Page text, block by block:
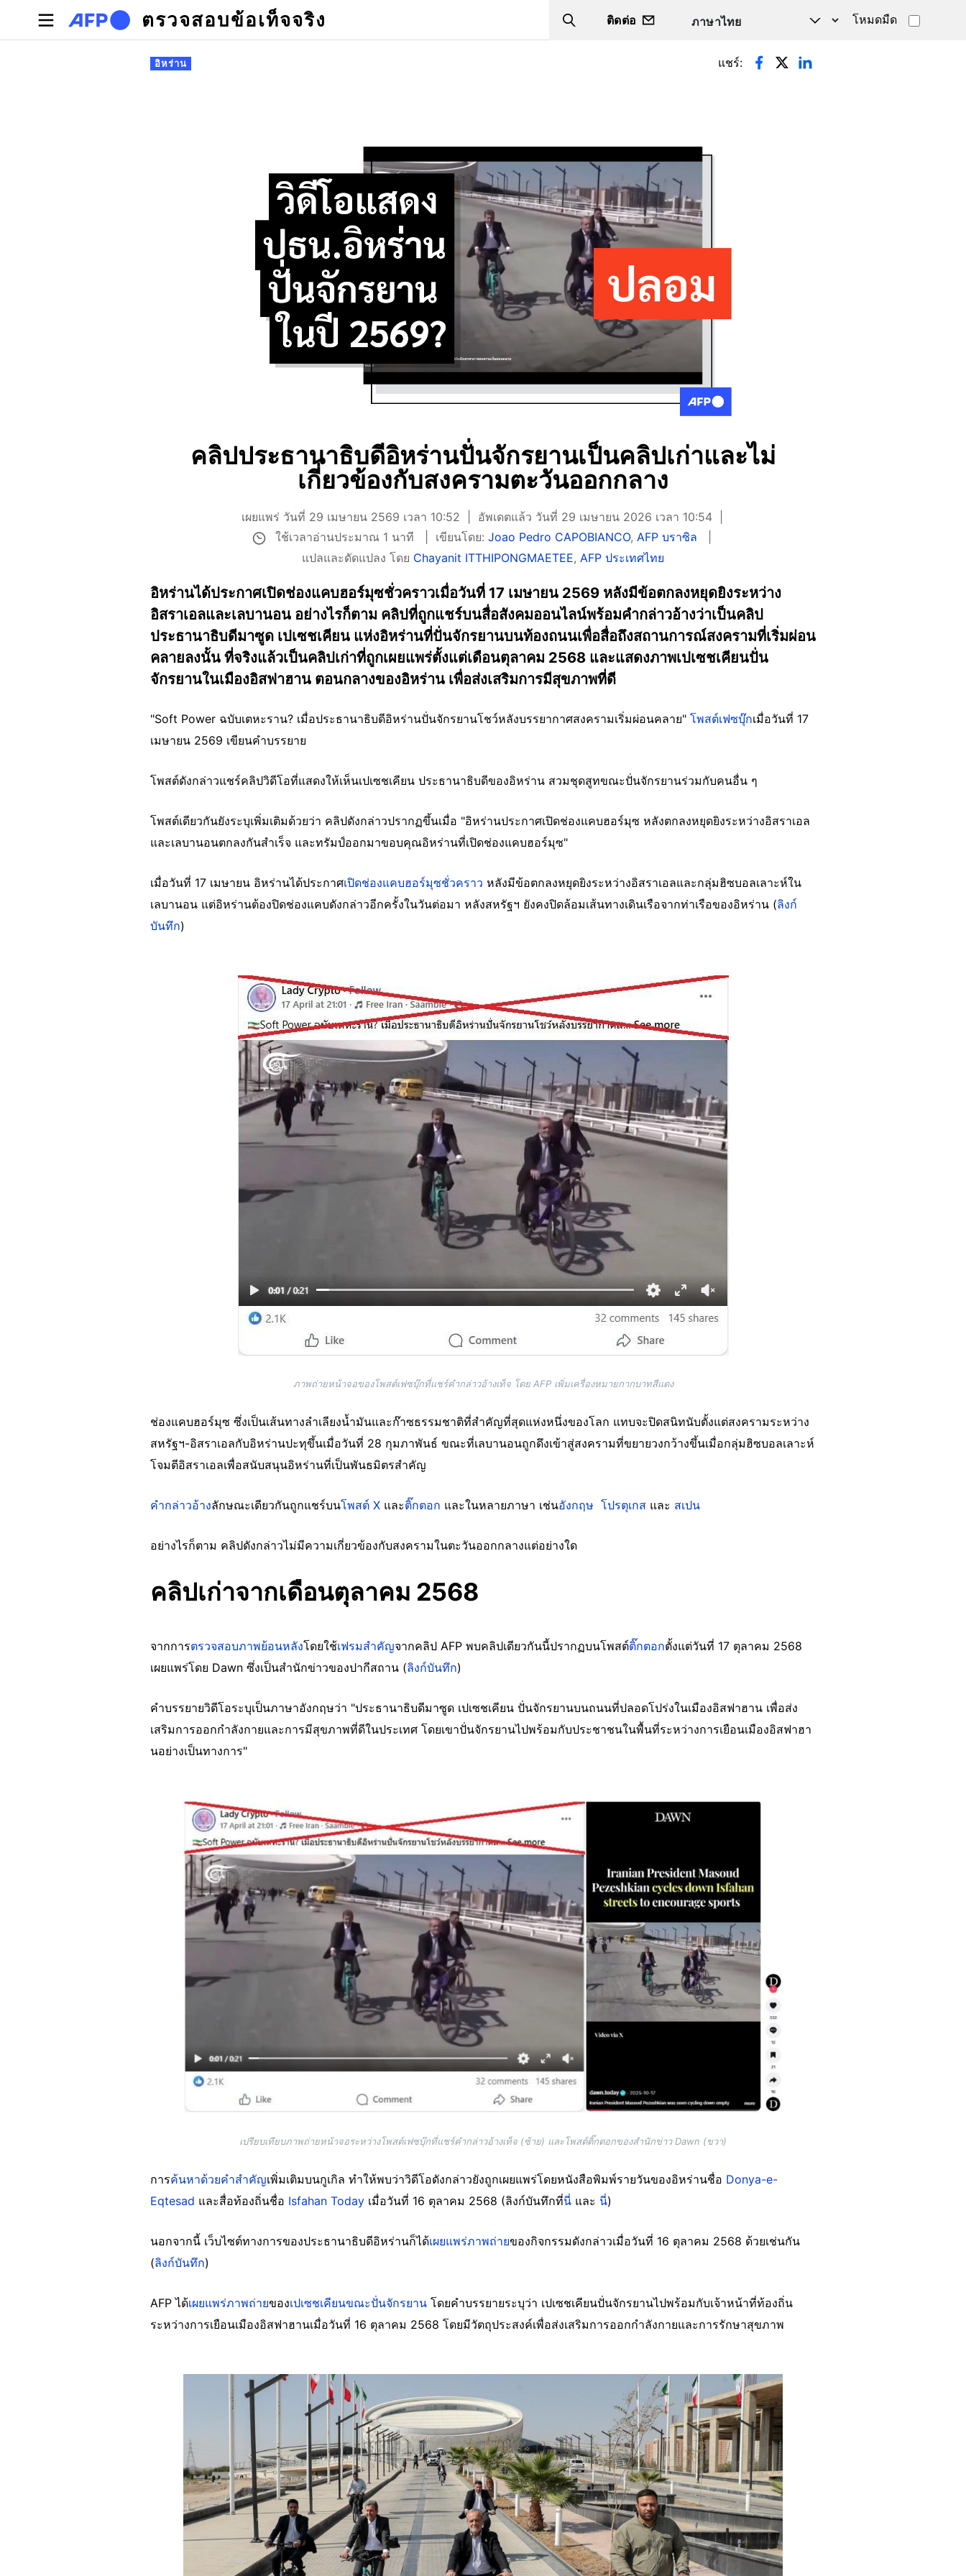
Skip to main content
ตรวจสอบข้อเท็จจริง Search
ติดต่อ โหมดมืด
Primary tabs
อิหร่าน แชร์:
คลิปประธานาธิบดีอิหร่านปั่นจักรยานเป็นคลิปเก่าและไม่
เกี่ยวข้องกับสงครามตะวันออกกลาง
เผยแพร่ วันที่ 29 เมษายน 2569 เวลา 10:52
อัพเดตแล้ว วันที่ 29 เมษายน 2026 เวลา 10:54
ใช้เวลาอ่านประมาณ 1 นาที
เขียนโดย:Joao Pedro CAPOBIANCO,AFP บราซิล
แปลและดัดแปลง โดย Chayanit ITTHIPONGMAETEE, AFP ประเทศไทย
อิหร่านได้ประกาศเปิดช่องแคบฮอร์มุซชั่วคราวเมื่อวันที่ 17 เมษายน 2569 หลังมีข้อตกลงหยุดยิงระหว่าง
อิสราเอลและเลบานอน อย่างไรก็ตาม คลิปที่ถูกแชร์บนสื่อสังคมออนไลน์พร้อมคำกล่าวอ้างว่าเป็นคลิป
ประธานาธิบดีมาซูด เปเซชเคียน แห่งอิหร่านที่ปั่นจักรยานบนท้องถนนเพื่อสื่อถึงสถานการณ์สงครามที่เริ่มผ่อน
คลายลงนั้น ที่จริงแล้วเป็นคลิปเก่าที่ถูกเผยแพร่ตั้งแต่เดือนตุลาคม 2568 และแสดงภาพเปเซชเคียนปั่น
จักรยานในเมืองอิสฟาฮาน ตอนกลางของอิหร่าน เพื่อส่งเสริมการมีสุขภาพที่ดี
"Soft Power ฉบับเตหะราน? เมื่อประธานาธิบดีอิหร่านปั่นจักรยานโชว์หลังบรรยากาศสงครามเริ่มผ่อนคลาย" โพสต์เฟซบุ๊กเมื่อวันที่ 17
เมษายน 2569 เขียนคำบรรยาย
โพสต์ดังกล่าวแชร์คลิปวิดีโอที่แสดงให้เห็นเปเซชเคียน ประธานาธิบดีของอิหร่าน สวมชุดสูทขณะปั่นจักรยานร่วมกับคนอื่น ๆ
โพสต์เดียวกันยังระบุเพิ่มเติมด้วยว่า คลิปดังกล่าวปรากฏขึ้นเมื่อ "อิหร่านประกาศเปิดช่องแคบฮอร์มุซ หลังตกลงหยุดยิงระหว่างอิสราเอล
และเลบานอนตกลงกันสำเร็จ และทรัมป์ออกมาขอบคุณอิหร่านที่เปิดช่องแคบฮอร์มุซ"
เมื่อวันที่ 17 เมษายน อิหร่านได้ประกาศเปิดช่องแคบฮอร์มุซชั่วคราว หลังมีข้อตกลงหยุดยิงระหว่างอิสราเอลและกลุ่มฮิซบอลเลาะห์ใน
เลบานอน แต่อิหร่านต้องปิดช่องแคบดังกล่าวอีกครั้งในวันต่อมา หลังสหรัฐฯ ยังคงปิดล้อมเส้นทางเดินเรือจากท่าเรือของอิหร่าน (ลิงก์
บันทึก)
ภาพถ่ายหน้าจอของโพสต์เฟซบุ๊กที่แชร์คำกล่าวอ้างเท็จ โดย AFP เพิ่มเครื่องหมายกากบาทสีแดง
ช่องแคบฮอร์มุซ ซึ่งเป็นเส้นทางลำเลียงน้ำมันและก๊าซธรรมชาติที่สำคัญที่สุดแห่งหนึ่งของโลก แทบจะปิดสนิทนับตั้งแต่สงครามระหว่าง
สหรัฐฯ-อิสราเอลกับอิหร่านปะทุขึ้นเมื่อวันที่ 28 กุมภาพันธ์ ขณะที่เลบานอนถูกดึงเข้าสู่สงครามที่ขยายวงกว้างขึ้นเมื่อกลุ่มฮิซบอลเลาะห์
โจมตีอิสราเอลเพื่อสนับสนุนอิหร่านที่เป็นพันธมิตรสำคัญ
คำกล่าวอ้างลักษณะเดียวกันถูกแชร์บนโพสต์ X และติ๊กตอก และในหลายภาษา เช่นอังกฤษ โปรตุเกส และ สเปน
อย่างไรก็ตาม คลิปดังกล่าวไม่มีความเกี่ยวข้องกับสงครามในตะวันออกกลางแต่อย่างใด
คลิปเก่าจากเดือนตุลาคม 2568
จากการตรวจสอบภาพย้อนหลังโดยใช้เฟรมสำคัญจากคลิป AFP พบคลิปเดียวกันนี้ปรากฏบนโพสต์ติ๊กตอกตั้งแต่วันที่ 17 ตุลาคม 2568
เผยแพร่โดย Dawn ซึ่งเป็นสำนักข่าวของปากีสถาน (ลิงก์บันทึก)
คำบรรยายวิดีโอระบุเป็นภาษาอังกฤษว่า "ประธานาธิบดีมาซูด เปเซชเคียน ปั่นจักรยานบนถนนที่ปลอดโปร่งในเมืองอิสฟาฮาน เพื่อส่ง
เสริมการออกกำลังกายและการมีสุขภาพที่ดีในประเทศ โดยเขาปั่นจักรยานไปพร้อมกับประชาชนในพื้นที่ระหว่างการเยือนเมืองอิสฟาฮา
นอย่างเป็นทางการ"
Image
เปรียบเทียบภาพถ่ายหน้าจอระหว่างโพสต์เฟซบุ๊กที่แชร์คำกล่าวอ้างเท็จ (ซ้าย) และโพสต์ติ๊กตอกของสำนักข่าว Dawn (ขวา)
การค้นหาด้วยคำสำคัญเพิ่มเติมบนกูเกิล ทำให้พบว่าวิดีโอดังกล่าวยังถูกเผยแพร่โดยหนังสือพิมพ์รายวันของอิหร่านชื่อ Donya-e-
Eqtesad และสื่อท้องถิ่นชื่อ Isfahan Today เมื่อวันที่ 16 ตุลาคม 2568 (ลิงก์บันทึกที่นี่ และ นี่)
นอกจากนี้ เว็บไซต์ทางการของประธานาธิบดีอิหร่านก็ได้เผยแพร่ภาพถ่ายของกิจกรรมดังกล่าวเมื่อวันที่ 16 ตุลาคม 2568 ด้วยเช่นกัน
(ลิงก์บันทึก)
AFP ได้เผยแพร่ภาพถ่ายของเปเซชเคียนขณะปั่นจักรยาน โดยคำบรรยายระบุว่า เปเซชเคียนปั่นจักรยานไปพร้อมกับเจ้าหน้าที่ท้องถิ่น
ระหว่างการเยือนเมืองอิสฟาฮานเมื่อวันที่ 16 ตุลาคม 2568 โดยมีวัตถุประสงค์เพื่อส่งเสริมการออกกำลังกายและการรักษาสุขภาพ